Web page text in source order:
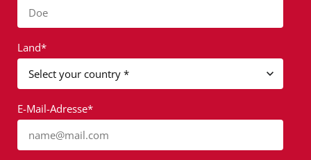
Doe
Land*
E-Mail-Adresse*
name@mail.com